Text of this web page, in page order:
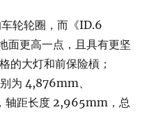
轮轮圈，而《ID.6
面更高一点，且具有更坚
的大灯和前保险槓；
为 4,876mm、
距长度 2,965mm，总